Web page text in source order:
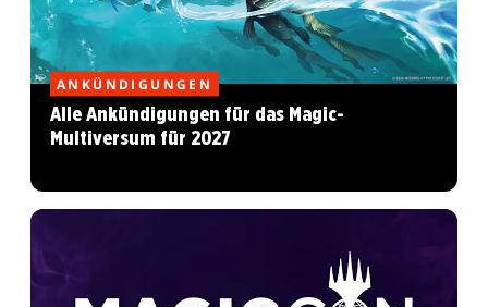
ANKÜNDIGUNGEN
Alle Ankündigungen für das Magic-
Multiversum für 2027